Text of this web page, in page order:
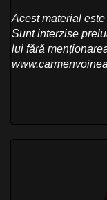
Acest material
Sunt interzise
lui fără